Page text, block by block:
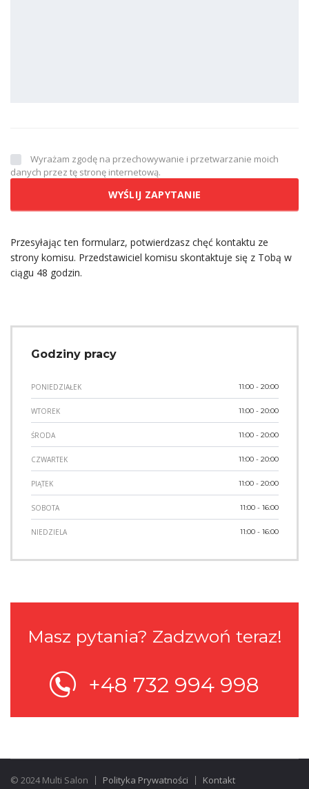
Wyrażam zgodę na przechowywanie i przetwarzanie moich
danych przez tę stronę internetową.
Przesyłając ten formularz, potwierdzasz chęć kontaktu ze
strony komisu. Przedstawiciel komisu skontaktuje się z Tobą w
ciągu 48 godzin.
Godziny pracy
PONIEDZIAŁEK 11:00 - 20:00
WTOREK 11:00 - 20:00
ŚRODA 11:00 - 20:00
CZWARTEK 11:00 - 20:00
PIĄTEK 11:00 - 20:00
SOBOTA 11:00 - 16:00
NIEDZIELA 11:00 - 16:00
Masz pytania? Zadzwoń teraz!
+48 732 994 998
© 2024 Multi Salon Polityka Prywatności Kontakt